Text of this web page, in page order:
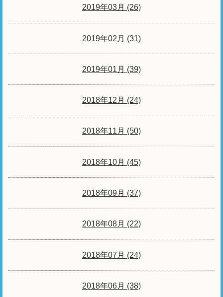
2019年03月 (26)
2019年02月 (31)
2019年01月 (39)
2018年12月 (24)
2018年11月 (50)
2018年10月 (45)
2018年09月 (37)
2018年08月 (22)
2018年07月 (24)
2018年06月 (38)